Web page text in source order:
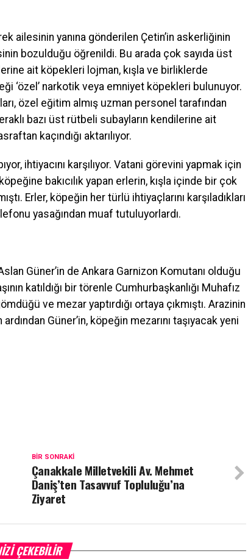
ailesinin yanına gönderilen Çetin’in askerliğinin
bozulduğu öğrenildi. Bu arada çok sayıda üst
ait köpekleri lojman, kışla ve birliklerde
‘özel’ narkotik veya emniyet köpekleri bulunuyor.
özel eğitim almış uzman personel tarafından
bazı üst rütbeli subayların kendilerine ait
kaçındığı aktarılıyor.
ihtiyacını karşılıyor. Vatani görevini yapmak için
bakıcılık yapan erlerin, kışla içinde bir çok
Erler, köpeğin her türlü ihtiyaçlarını karşıladıkları
yasağından muaf tutuluyorlardı.
Güner’in de Ankara Garnizon Komutanı olduğu
katıldığı bir törenle Cumhurbaşkanlığı Muhafız
ve mezar yaptırdığı ortaya çıkmıştı. Arazinin
Güner’in, köpeğin mezarını taşıyacak yeni
BIR SONRAKI
Çanakkale Milletvekili Av. Mehmet
Daniş’ten Tasavvuf Topluluğu’na
Ziyaret
ÇEKEBILIR